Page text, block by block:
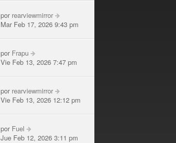
por rearviewmirror
Mar Feb 17, 2026 9:43 pm
por Frapu
Vie Feb 13, 2026 7:47 pm
por rearviewmirror
Vie Feb 13, 2026 12:12 pm
por Fuel
Jue Feb 12, 2026 3:11 pm